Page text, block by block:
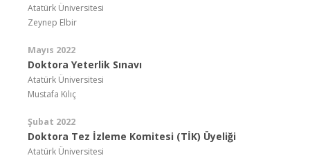
Atatürk Üniversitesi
Zeynep Elbir
Mayıs 2022
Doktora Yeterlik Sınavı
Atatürk Üniversitesi
Mustafa Kılıç
Şubat 2022
Doktora Tez İzleme Komitesi (TİK) Üyeliği
Atatürk Üniversitesi